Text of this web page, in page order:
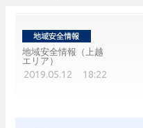
地域安全情報（上越
エリア）
2019.05.12 18:22